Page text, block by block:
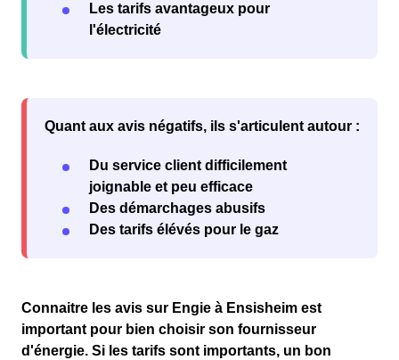
Les tarifs avantageux pour
l'électricité
Quant aux avis négatifs, ils s'articulent autour :
Du service client difficilement
joignable et peu efficace
Des démarchages abusifs
Des tarifs élévés pour le gaz
Connaitre les avis sur Engie à Ensisheim est
important pour bien choisir son fournisseur
d'énergie. Si les tarifs sont importants, un bon